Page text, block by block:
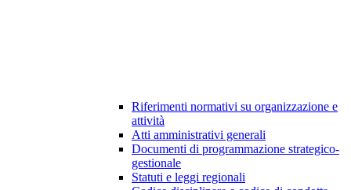
Riferimenti normativi su organizzazione e
attività
Atti amministrativi generali
Documenti di programmazione strategico-
gestionale
Statuti e leggi regionali